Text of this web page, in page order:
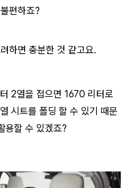
편하죠?
하면 충분한 것 같고요.
2열을 접으면 1670 리터로
시트를 폴딩 할 수 있기 때문
용할 수 있겠죠?